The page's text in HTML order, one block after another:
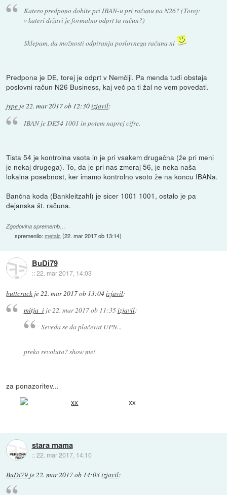
Katero predpono dobite pri IBAN-u pri računu na N26? (Torej:
v kateri državi je formalno odprt ta račun?)
Sklepam, da možnosti odpiranja poslovnega računa ni
Predpona je DE, torej je odprt v Nemčiji. Pa menda tudi obstaja
poslovni račun N26 Business, kaj več pa ti žal ne vem povedati.
jype je22. mar 2017 ob 12:30izjavil:
IBAN je DE54 1001 in potem naprej cifre.
Tista 54 je kontrolna vsota in je pri vsakem drugačna (že pri meni
je nekaj drugega). To, da je pri nas zmeraj 56, je neka naša
lokalna posebnost, ker imamo kontrolno vsoto že na koncu IBANa.
Bančna koda (Bankleitzahl) je sicer 1001 1001, ostalo je pa
dejanska št. računa.
Zgodovina sprememb…
spremenilo:metalc (22. mar 2017 ob 13:14)
BuDi79
::22. mar 2017, 14:03
buttcrack je22. mar 2017 ob 13:04izjavil:
mitja_ije22. mar 2017 ob 11:35izjavil:
Seveda se da plačevat UPN...
preko revoluta? show me!
za ponazoritev...
xx
stara mama
::22. mar 2017, 14:10
BuDi79 je22. mar 2017 ob 14:03izjavil: